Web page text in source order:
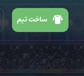
ساخت تیم